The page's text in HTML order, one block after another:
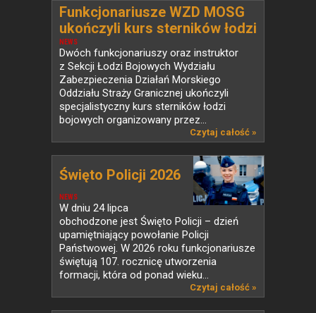
NEWS
Funkcjonariusze WZD MOSG
ukończyli kurs sterników łodzi
bojowych
Dwóch funkcjonariuszy oraz instruktor
z Sekcji Łodzi Bojowych Wydziału
Zabezpieczenia Działań Morskiego
Oddziału Straży Granicznej ukończyli
specjalistyczny kurs sterników łodzi
bojowych organizowany przez...
Czytaj całość »
NEWS
Święto Policji 2026
W dniu 24 lipca
obchodzone jest Święto Policji – dzień
upamiętniający powołanie Policji
Państwowej. W 2026 roku funkcjonariusze
świętują 107. rocznicę utworzenia
formacji, która od ponad wieku...
Czytaj całość »